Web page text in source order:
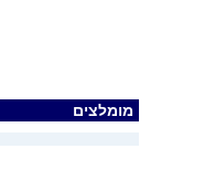
מומלצים